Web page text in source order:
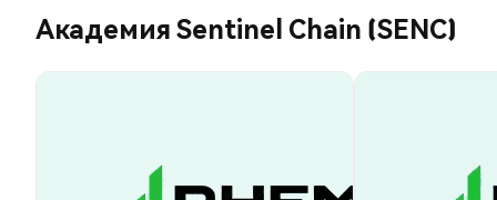
Академия Sentinel Chain (SENC)